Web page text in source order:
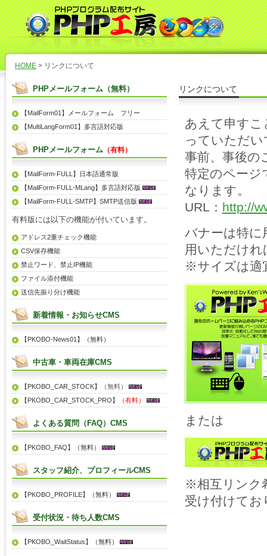
HOME > リンクについて
リンクについて
あえて申す
っていただ
事前、事後の
特定のページ
なります。
URL： http://
バナーは特に
用いただけ
※サイズは適
または
※相互リンク
受け付けてお
PHPメールフォーム（無料）
【MailForm01】メールフォーム フリー
【MultiLangForm01】多言語対応版
PHPメールフォーム （有料）
【MailForm-FULL】日本語通常版
【MailForm-FULL-MLang】多言語対応版
【MailForm-FULL-SMTP】SMTP送信版
有料版には以下の機能が付いています。
アドレス2重チェック機能
CSV保存機能
禁止ワード、禁止IP機能
ファイル添付機能
送信先振り分け機能
新着情報・お知らせCMS
【PKOBO-News01】（無料）
中古車・車両在庫CMS
【PKOBO_CAR_STOCK】
（無料）
【PKOBO_CAR_STOCK_PRO】
（有料）
よくある質問（FAQ）CMS
【PKOBO_FAQ】（無料）
スタッフ紹介、プロフィールCMS
【PKOBO_PROFILE】（無料）
受付状況・待ち人数CMS
【PKOBO_WaitStatus】（無料）